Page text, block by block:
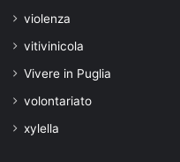
violenza
vitivinicola
Vivere in Puglia
volontariato
xylella